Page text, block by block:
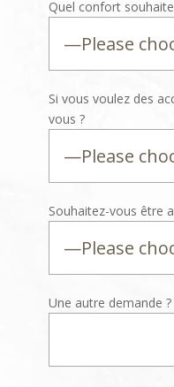
Quel confort
Si vous voulez des
vous ?
Souhaitez-vous être
Une autre demande ?